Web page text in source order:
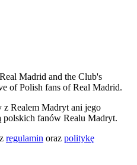
Madrid and the Club's
of Polish fans of Real Madrid.
Realem Madryt ani jego
polskich fanów Realu Madryt.
regulamin oraz politykę